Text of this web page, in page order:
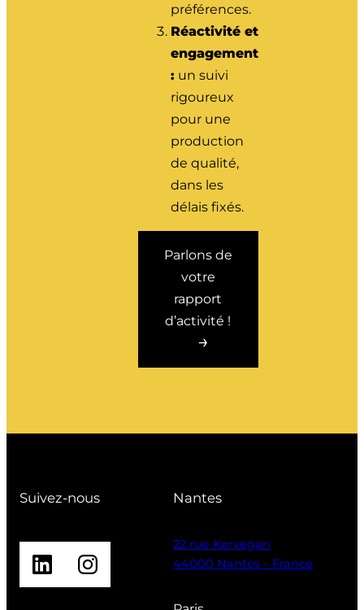
préférences.
Réactivité et
engagement
: un suivi
rigoureux
pour une
production
de qualité,
dans les
délais fixés.
Parlons de
votre
rapport
d’activité !
Suivez-nous
LinkedInInstagram
Nantes
22 rue Kervegan
44000 Nantes – France